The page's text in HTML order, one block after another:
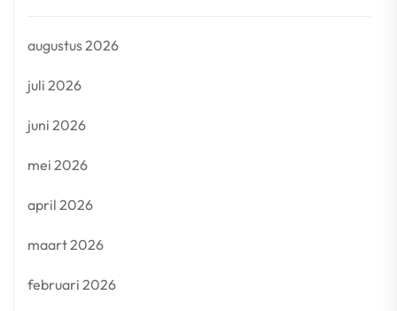
augustus 2026
juli 2026
juni 2026
mei 2026
april 2026
maart 2026
februari 2026